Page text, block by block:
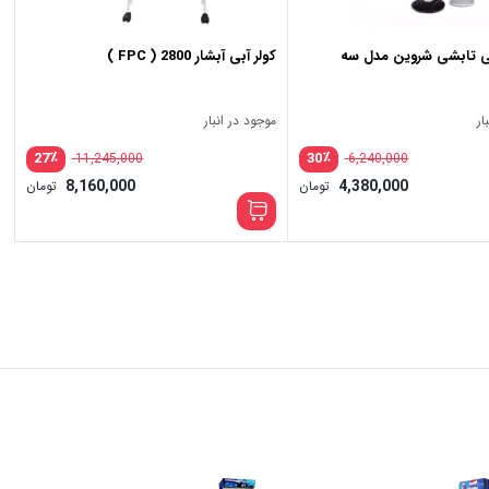
111,800,000 تومان
تابشی شروین مدل سه
٪30 6,240,000
4,380,000 تومان
کولر آبی آبشار 2800 ( FPC )
موجود در انبار
٪27 11,245,000
8,160,000 تومان